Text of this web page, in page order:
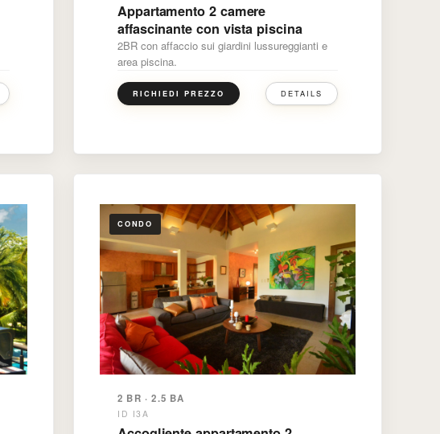
Appartamento 2 camere
affascinante con vista piscina
2BR con affaccio sui giardini lussureggianti e
area piscina.
RICHIEDI PREZZO DETAILS
CONDO
2 BR · 2.5 BA
ID I3A